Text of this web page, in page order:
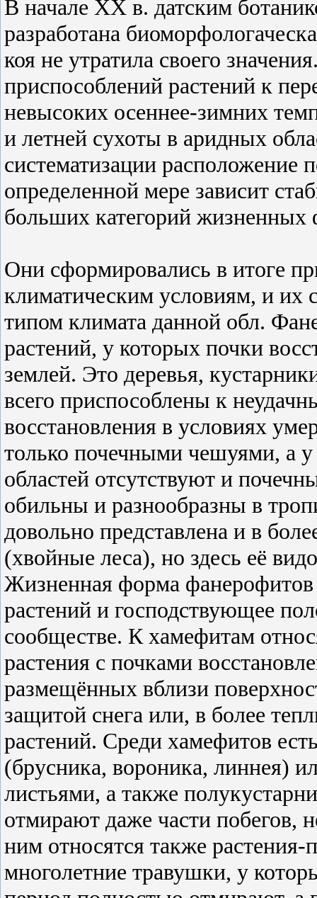
В начале XX в. датским
разработана
коя не утратила своего
приспособлений растений к
невысоких осеннее-зимних
и летней сухоты в аридных
систематизации расположение
определенной мере зависит
больших категорий жизненных
Они сформировались в итоге
климатическим условиям, и их
типом климата данной обл.
растений, у которых почки
землей. Это деревья,
всего приспособлены к
восстановления в условиях
только почечными чешуями, а
областей отсутствуют и
обильны и разнообразны в
довольно представлена и в
(хвойные леса), но здесь её
Жизненная форма
растений и господствующее
сообществе. К хамефитам
растения с почками
размещённых вблизи
защитой снега или, в более
растений. Среди хамефитов
(брусника, вороника, линнея)
листьями, а также
отмирают даже части побегов,
ним относятся также
многолетние травушки, у